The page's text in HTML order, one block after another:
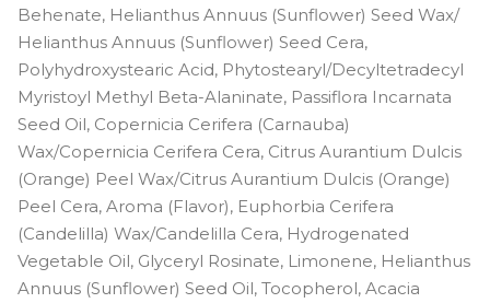
Behenate, Helianthus Annuus (Sunflower) Seed Wax/
Helianthus Annuus (Sunflower) Seed Cera,
Polyhydroxystearic Acid, Phytostearyl/Decyltetradecyl
Myristoyl Methyl Beta-Alaninate, Passiflora Incarnata
Seed Oil, Copernicia Cerifera (Carnauba)
Wax/Copernicia Cerifera Cera, Citrus Aurantium Dulcis
(Orange) Peel Wax/Citrus Aurantium Dulcis (Orange)
Peel Cera, Aroma (Flavor), Euphorbia Cerifera
(Candelilla) Wax/Candelilla Cera, Hydrogenated
Vegetable Oil, Glyceryl Rosinate, Limonene, Helianthus
Annuus (Sunflower) Seed Oil, Tocopherol, Acacia